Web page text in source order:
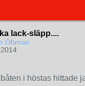
lack-släpp....
Öhman
i höstas hittade